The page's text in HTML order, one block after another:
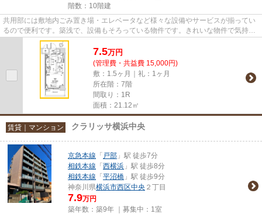
階数：10階建
共用部には敷地内ごみ置き場・エレベータなど様々な設備やサービスが揃ってい
るので便利です。築浅で、設備もそろっている物件です。きれいな物件で気持ち
もフレッシュ。2駅利用できる...
7.5万円
(管理費・共益費 15,000円)
敷：1.5ヶ月｜礼：1ヶ月
所在階：7階
間取り：1R
面積：21.12㎡
賃貸｜マンション クラリッサ横浜中央
京急本線 「 戸部 」駅 徒歩7分
相鉄本線 「 西横浜 」駅 徒歩8分
相鉄本線 「 平沼橋 」駅 徒歩9分
神奈川県横浜市西区中央 ２丁目
7.9万円
築年数：築9年 ｜募集中： 1室